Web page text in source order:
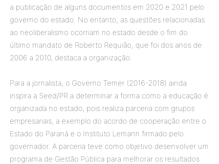
a publicação de alguns documentos em 2020 e 2021 pelo
governo do estado. No entanto, as questões relacionadas
ao neoliberalismo ocorriam no estado desde o fim do
último mandato de Roberto Requião, que foi dos anos de
2006 a 2010, destaca a organização.
Para a jornalista, o Governo Temer (2016-2018) ainda
inspira a Seed/PR a determinar a forma como a educação é
organizada no estado, pois realiza parceria com grupos
empresariais, a exemplo do acordo de cooperação entre o
Estado do Paraná e o Instituto Lemann firmado pelo
governador. A parceria teve como objetivo desenvolver um
programa de Gestão Pública para melhorar os resultados